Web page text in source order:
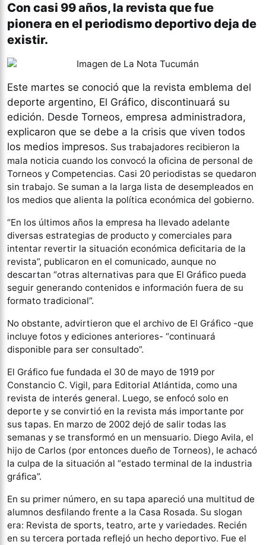
Con casi 99 años, la revista que fue
pionera en el periodismo deportivo deja de
existir.
Este martes se conoció que la revista emblema del
deporte argentino, El Gráfico, discontinuará su
edición. Desde Torneos, empresa administradora,
explicaron que se debe a la crisis que viven todos
los medios impresos. Sus trabajadores recibieron la
mala noticia cuando los convocó la oficina de personal de
Torneos y Competencias. Casi 20 periodistas se quedaron
sin trabajo. Se suman a la larga lista de desempleados en
los medios que alienta la política económica del gobierno.
“En los últimos años la empresa ha llevado adelante
diversas estrategias de producto y comerciales para
intentar revertir la situación económica deficitaria de la
revista”, publicaron en el comunicado, aunque no
descartan “otras alternativas para que El Gráfico pueda
seguir generando contenidos e información fuera de su
formato tradicional”.
No obstante, advirtieron que el archivo de El Gráfico -que
incluye fotos y ediciones anteriores- “continuará
disponible para ser consultado”.
El Gráfico fue fundada el 30 de mayo de 1919 por
Constancio C. Vigil, para Editorial Atlántida, como una
revista de interés general. Luego, se enfocó solo en
deporte y se convirtió en la revista más importante por
sus tapas. En marzo de 2002 dejó de salir todas las
semanas y se transformó en un mensuario. Diego Avila, el
hijo de Carlos (por entonces dueño de Torneos), le achacó
la culpa de la situación al “estado terminal de la industria
gráfica”.
En su primer número, en su tapa apareció una multitud de
alumnos desfilando frente a la Casa Rosada. Su slogan
era: Revista de sports, teatro, arte y variedades. Recién
en su tercera portada reflejó un hecho deportivo. Fue el